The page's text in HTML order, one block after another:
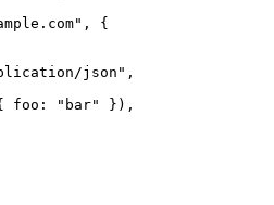
, {
json" ,
foo: "bar"
}),